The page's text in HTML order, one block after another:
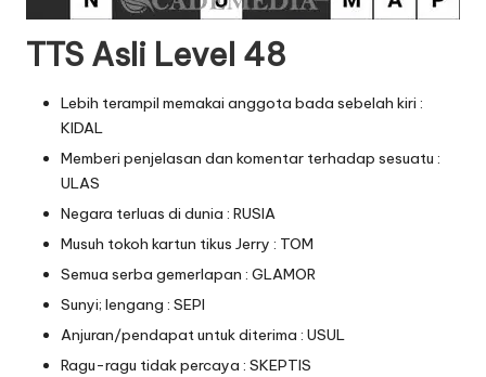
TTS Asli Level 48
Lebih terampil memakai anggota bada sebelah kiri :
KIDAL
Memberi penjelasan dan komentar terhadap sesuatu :
ULAS
Negara terluas di dunia : RUSIA
Musuh tokoh kartun tikus Jerry : TOM
Semua serba gemerlapan : GLAMOR
Sunyi; lengang : SEPI
Anjuran/pendapat untuk diterima : USUL
Ragu-ragu tidak percaya : SKEPTIS